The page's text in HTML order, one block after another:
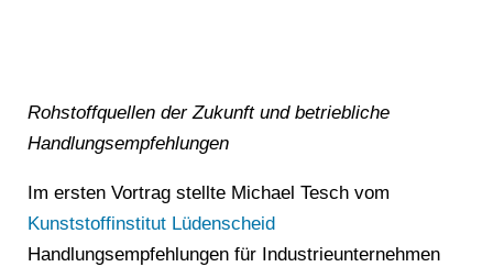
Rohstoffquellen der Zukunft und betriebliche
Handlungsempfehlungen
Im ersten Vortrag stellte Michael Tesch vom
Kunststoffinstitut Lüdenscheid
Handlungsempfehlungen für Industrieunternehmen